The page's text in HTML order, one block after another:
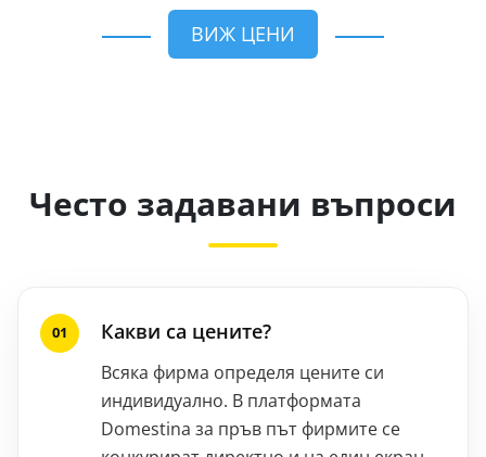
ВИЖ ЦЕНИ
Често задавани въпроси
Какви са цените?
Всяка фирма определя цените си
индивидуално. В платформата
Domestina за пръв път фирмите се